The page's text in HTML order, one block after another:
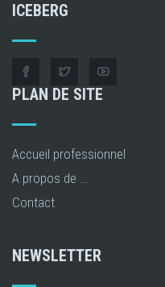
ICEBERG
PLAN DE SITE
Accueil professionnel
A propos de ...
Contact
NEWSLETTER